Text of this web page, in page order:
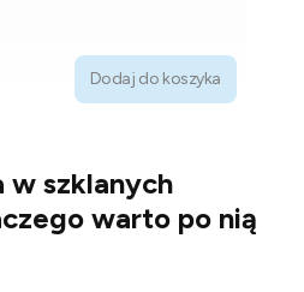
Dodaj do koszyka
w szklanych
warto po nią